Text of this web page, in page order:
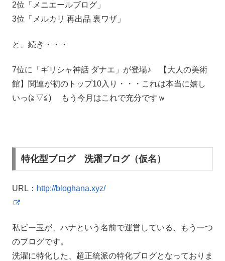
2位「メニエールブログ」
3位「メルカリ 再出品 裏ワザ」
と、続き・・・
7位に「 ギリシャ神話 ダナエ」が登場♪ 【大人の美術
館】関連が初のトップ10入り・・・これは本当に嬉し
いっ(≧▽≦) もう今月はこれで充分ですｗ
特化型ブログ 洗濯ブログ（仮名）
URL： http://bloghana.xyz/
私ビー玉が、ハナという名前で運営している、もう一つ
のブログです。
洗濯に特化した、超正統派の特化ブログとなっておりま